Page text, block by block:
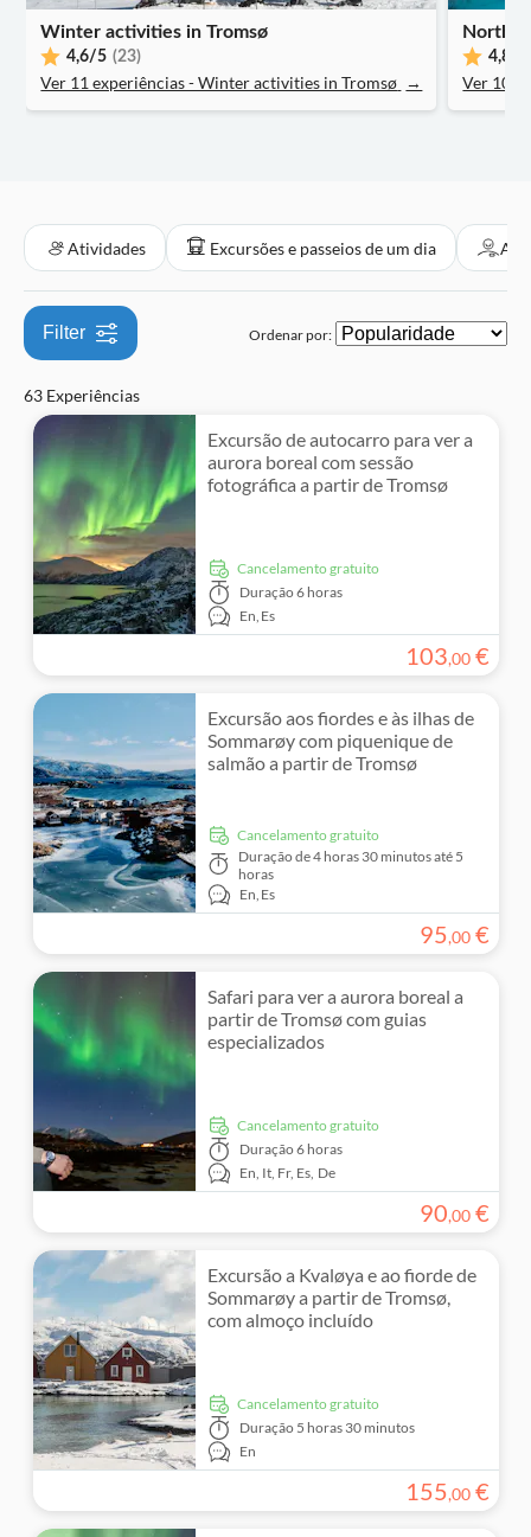
Winter activities in Tromsø
4,6/5 (23)
Ver 11 experiências - Winter activities in Tromsø →
4,8
Ver 10
Voucher eletrônico
Caminhadas e tours de bicicleta
Atividades fora de estrada
Hop-on hop-off
Cruzeiros
Tours a pé
Atividades aquáticas
Museus e galerias de arte
Folclore
Rural
Barcos
Transfers privados
Bilhetes e eventos
Zoológicos e aquários
Atividades Excursões e passeios de um dia
Filter Ordenar por:
63 Experiências
Excursão de autocarro para ver a
aurora boreal com sessão
fotográfica a partir de Tromsø
Cancelamento gratuito
Duração6 horas
En,Es
103,00 €
Excursão aos fiordes e às ilhas de
Sommarøy com piquenique de
salmão a partir de Tromsø
Cancelamento gratuito
Duraçãode 4 horas 30 minutos até 5
horas
En,Es
95,00 €
Safari para ver a aurora boreal a
partir de Tromsø com guias
especializados
Cancelamento gratuito
Duração6 horas
En, It, Fr, Es, De
90,00 €
Excursão a Kvaløya e ao fiorde de
Sommarøy a partir de Tromsø,
com almoço incluído
Cancelamento gratuito
Duração 5 horas 30 minutos
En
155,00 €